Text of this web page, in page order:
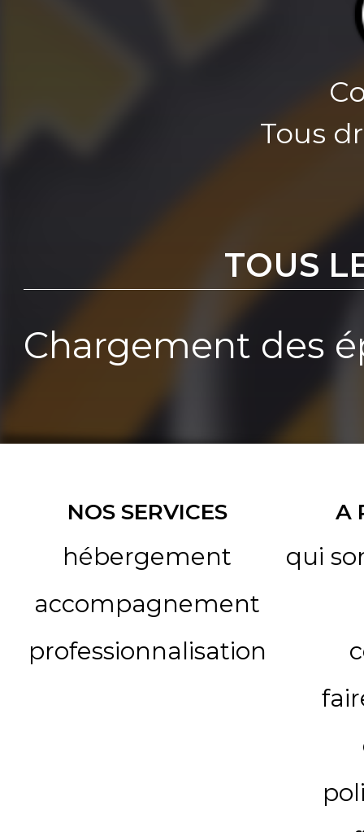
Tous
TOUS
Chargement des
NOS SERVICES
hébergement
accompagnement
professionnalisation
A
qui